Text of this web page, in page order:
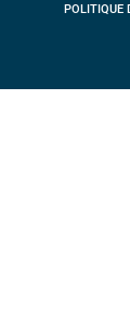
POLITIQUE